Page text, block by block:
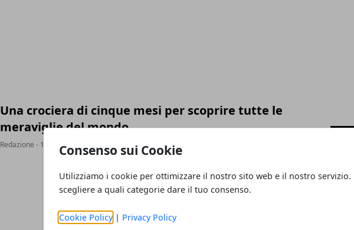
Consenso sui Cookie
Utilizziamo i cookie per ottimizzare il nostro sito web e il nostro servizio.
scegliere a quali categorie dare il tuo consenso.
Cookie Policy| Privacy Policy
Una crociera di cinque mesi per scoprire tutte le
meraviglie del mondo
Redazione - 15 set 2018